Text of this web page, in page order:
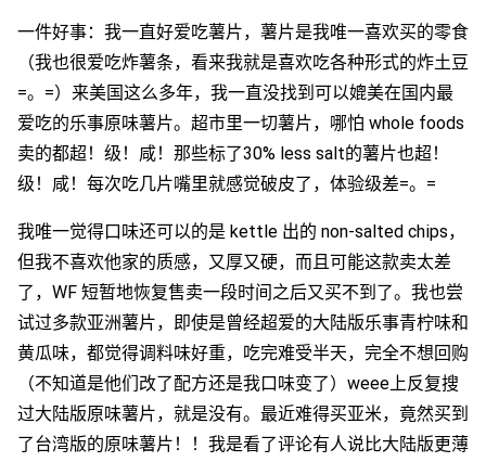
一件好事：我一直好爱吃薯片，薯片是我唯一喜欢买的零食
（我也很爱吃炸薯条，看来我就是喜欢吃各种形式的炸土豆
=。=）来美国这么多年，我一直没找到可以媲美在国内最
爱吃的乐事原味薯片。超市里一切薯片，哪怕 whole foods
卖的都超！级！咸！那些标了30% less salt的薯片也超！
级！咸！每次吃几片嘴里就感觉破皮了，体验级差=。=
我唯一觉得口味还可以的是 kettle 出的 non-salted chips，
但我不喜欢他家的质感，又厚又硬，而且可能这款卖太差
了，WF 短暂地恢复售卖一段时间之后又买不到了。我也尝
试过多款亚洲薯片，即使是曾经超爱的大陆版乐事青柠味和
黄瓜味，都觉得调料味好重，吃完难受半天，完全不想回购
（不知道是他们改了配方还是我口味变了）weee上反复搜
过大陆版原味薯片，就是没有。最近难得买亚米，竟然买到
了台湾版的原味薯片！！我是看了评论有人说比大陆版更薄